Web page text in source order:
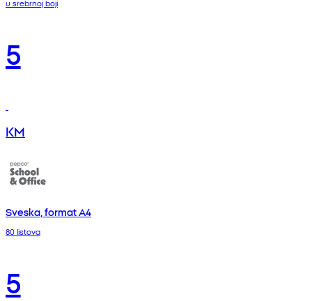
u srebrnoj boji
5
KM
Sveska, format A4
80 listova
5